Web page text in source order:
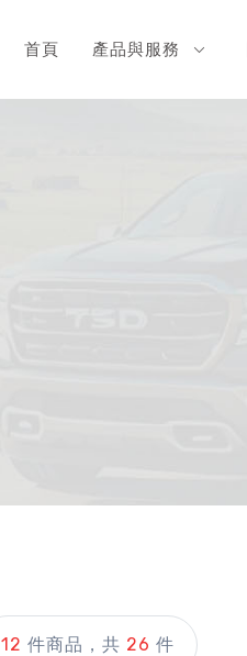
首頁 產品與服務
12 件商品，共 26 件